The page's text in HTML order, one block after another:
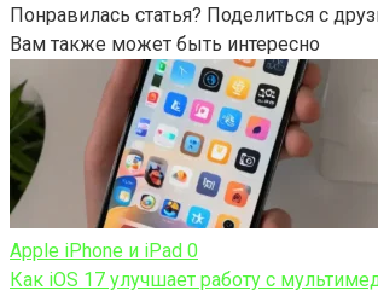
Понравилась статья? Поделиться с
Вам также может быть интересно
Apple iPhone и iPad 0
Как iOS 17 улучшает работу с